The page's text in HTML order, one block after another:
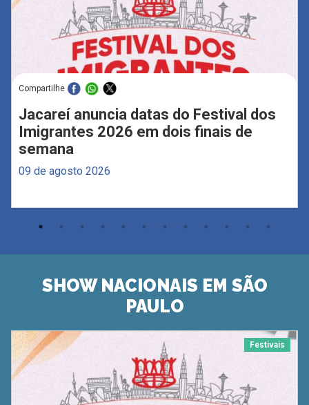
Compartilhe
Jacareí anuncia datas do Festival dos
Imigrantes 2026 em dois finais de
semana
09 de agosto 2026
SHOW NACIONAIS EM SÃO
PAULO
Festivais